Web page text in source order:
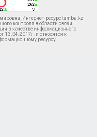
Интернет-ресурс tumba.kz
контроля в области связи,
в качестве информационного
13.04.2017г. и относятся к
ресурсу.